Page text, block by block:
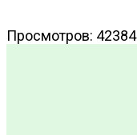
Просмотров: 42384